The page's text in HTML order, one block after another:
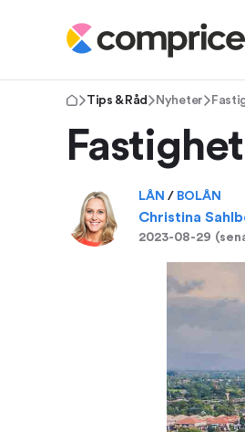
Tips & Råd Nyheter
LÅN / BOLÅN
Christina
2023-08-29